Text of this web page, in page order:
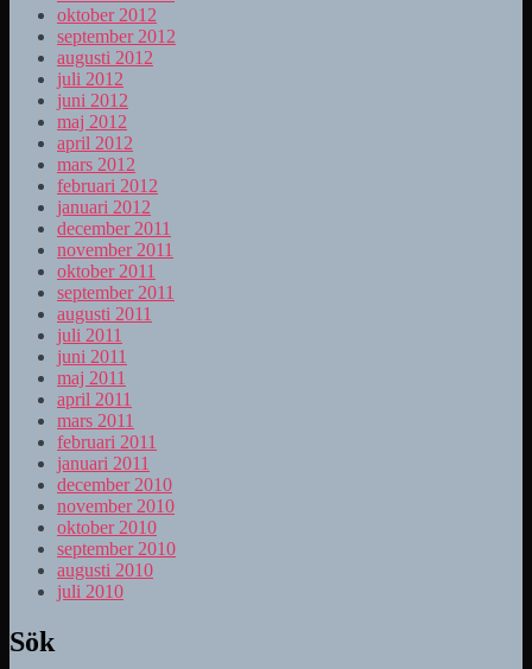
oktober 2012
september 2012
augusti 2012
juli 2012
juni 2012
maj 2012
april 2012
mars 2012
februari 2012
januari 2012
december 2011
november 2011
oktober 2011
september 2011
augusti 2011
juli 2011
juni 2011
maj 2011
april 2011
mars 2011
februari 2011
januari 2011
december 2010
november 2010
oktober 2010
september 2010
augusti 2010
juli 2010
Sök